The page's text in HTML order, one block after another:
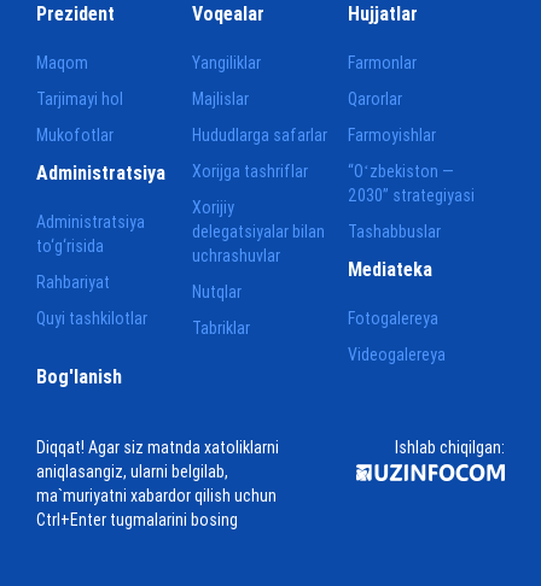
Prezident
Maqom
Tarjimayi hol
Mukofotlar
Voqealar
Yangiliklar
Majlislar
Hududlarga safarlar
Xorijga tashriflar
Xorijiy
delegatsiyalar bilan
uchrashuvlar
Nutqlar
Tabriklar
Hujjatlar
Farmonlar
Qarorlar
Farmoyishlar
“Oʻzbekiston —
2030” strategiyasi
Tashabbuslar
Administratsiya
Administratsiya
to‘g‘risida
Rahbariyat
Quyi tashkilotlar
Mediateka
Fotogalereya
Videogalereya
Bog'lanish
Diqqat! Agar siz matnda xatoliklarni
aniqlasangiz, ularni belgilab,
ma`muriyatni xabardor qilish uchun
Ctrl+Enter tugmalarini bosing
Ishlab chiqilgan: